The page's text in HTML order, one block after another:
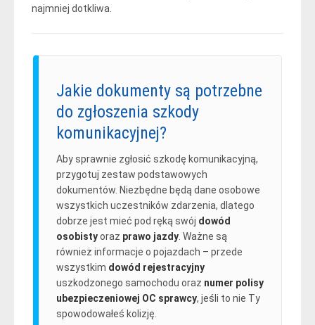
najmniej dotkliwa.
Jakie dokumenty są potrzebne
do zgłoszenia szkody
komunikacyjnej?
Aby sprawnie zgłosić szkodę komunikacyjną,
przygotuj zestaw podstawowych
dokumentów. Niezbędne będą dane osobowe
wszystkich uczestników zdarzenia, dlatego
dobrze jest mieć pod ręką swój dowód
osobistyoraz prawo jazdy. Ważne są
również informacje o pojazdach – przede
wszystkim dowód rejestracyjny
uszkodzonego samochodu oraz numer polisy
ubezpieczeniowej OC sprawcy, jeśli to nie Ty
spowodowałeś kolizję.